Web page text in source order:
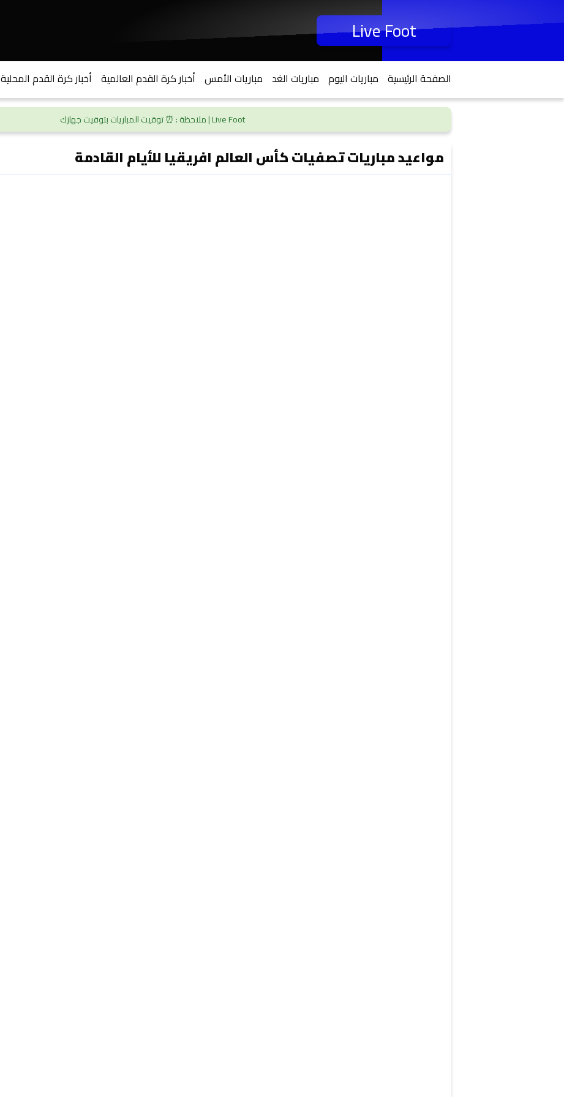
Live Foot
الصفحة الرئيسية مباريات اليوم مباريات الغد مباريات الأمس أخبار كرة القدم العالمية أخبار كرة القدم المحلية
Live Foot | ملاحظة : ⏰ توقيت المباريات بتوقيت جهازك
مواعيد مباريات تصفيات كأس العالم افريقيا للأيام القادمة